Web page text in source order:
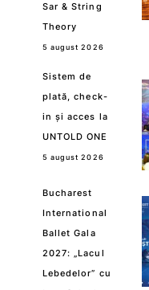
Sar & String
Theory
5 august 2026
Sistem de
plată, check-
in și acces la
UNTOLD ONE
5 august 2026
Bucharest
International
Ballet Gala
2027: „Lacul
Lebedelor” cu